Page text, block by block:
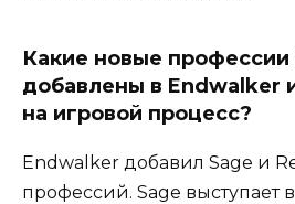
Какие новые профессии
добавлены в Endwalker
на игровой процесс?
Endwalker добавил Sage и
профессий. Sage выступает